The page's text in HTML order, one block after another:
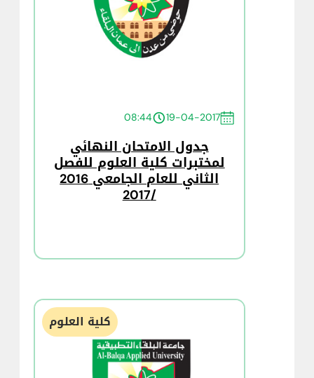
19-04-2017
08:44
جدول الامتحان النهائي
لمختبرات كلية العلوم للفصل
الثاني للعام الجامعي 2016
/2017
كلية العلوم